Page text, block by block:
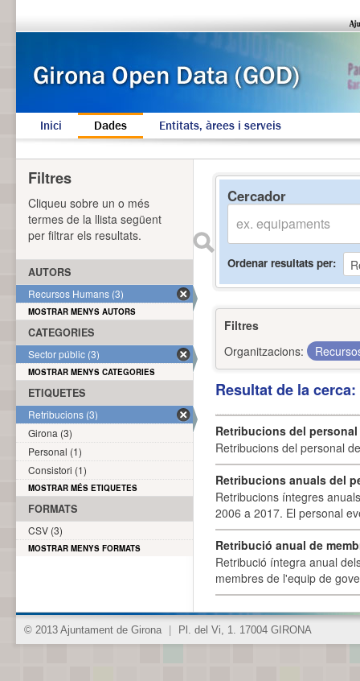
Inici Dades Entitats, àrees i serveis
Cercador
Ordenar resultats per
Filtres
Organitzacions:
Resultat de la
Retribucions del
Retribucions del personal
Retribucions anuals del
Retribucions íntegres
2006 a 2017. El personal
Retribució anual de
Retribució íntegra anual
membres de l'equip de
Filtres
Cliqueu sobre un o més
termes de la llista següent
per filtrar els resultats.
AUTORS
Recursos Humans (3)
MOSTRAR MENYS AUTORS
CATEGORIES
Sector públic (3)
MOSTRAR MENYS CATEGORIES
ETIQUETES
Retribucions (3)
Girona (3)
Personal (1)
Consistori (1)
MOSTRAR MÉS ETIQUETES
FORMATS
CSV (3)
MOSTRAR MENYS FORMATS
© 2013 Ajuntament de Girona Pl. del Vi, 1. 17004 GIRONA